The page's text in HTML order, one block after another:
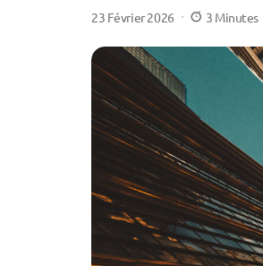
23 Février 2026 3 Minutes